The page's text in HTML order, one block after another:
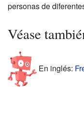
personas de
Véase
En inglés: